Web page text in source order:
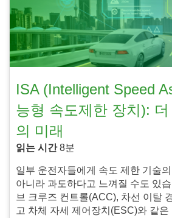
ISA (Intelligent Speed
능형 속도제한 장치):
의 미래
읽는 시간8분
일부 운전자들에게 속도 제한 기술
아니라 과도하다고 느껴질 수도 있
브 크루즈 컨트롤(ACC), 차선 이탈
고 차체 자세 제어장치(ESC)와 같